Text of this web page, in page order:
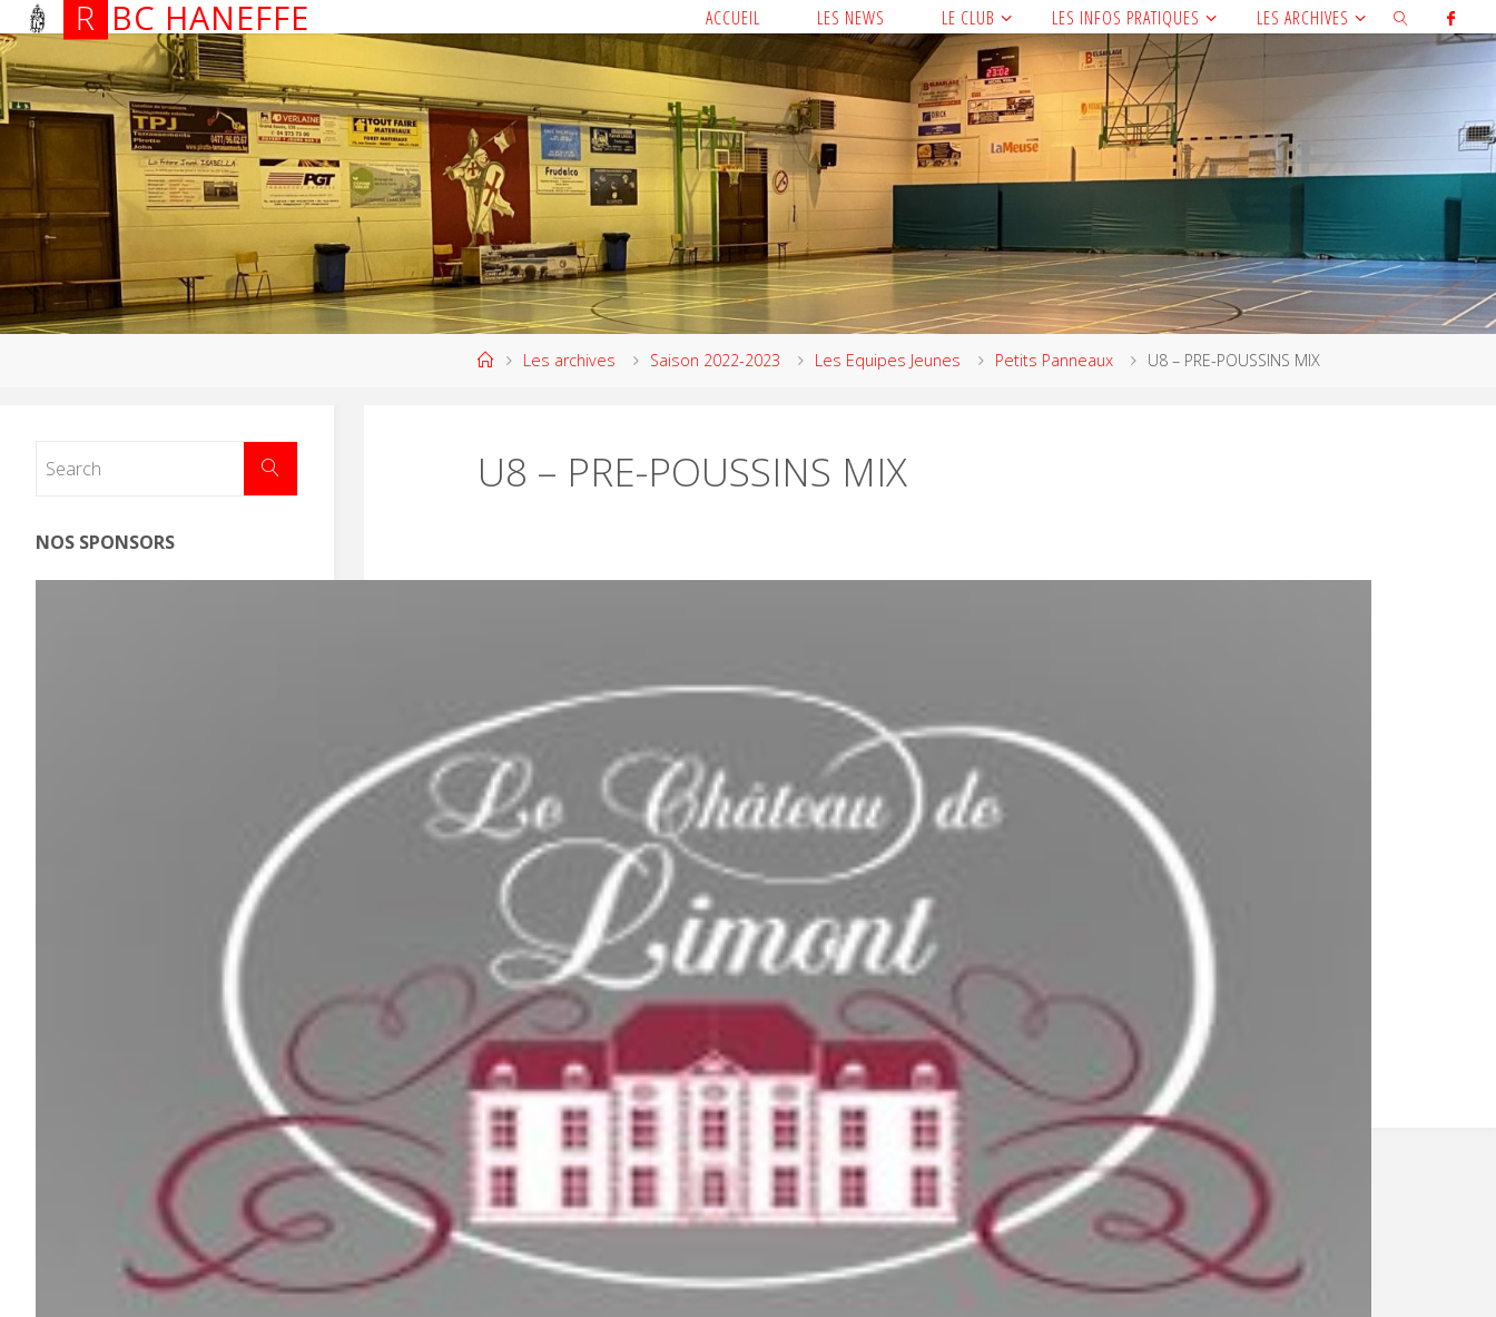
R BC HANEFFE ACCUEIL LES NEWS LE CLUB LES INFOS PRATIQUES LES ARCHIVES
Les archives Saison 2022-2023 Les Equipes Jeunes Petits Panneaux U8 – PRE-POUSSINS MIX
U8 – PRE-POUSSINS MIX
Joueurs
13
12 Ilkaya Eliam GARCIA MARIA
2015
2 Matéo DIET SPANADUMA
2016
Staff
HC Mathéo STEWART
Head Coach
NOS SPONSORS